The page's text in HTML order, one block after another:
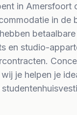
in Amersfoort
in de
en studio-
je helpen je